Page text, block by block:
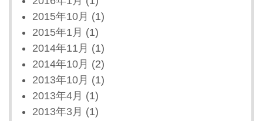
2015年10月 (1)
2015年1月 (1)
2014年11月 (1)
2014年10月 (2)
2013年10月 (1)
2013年4月 (1)
2013年3月 (1)